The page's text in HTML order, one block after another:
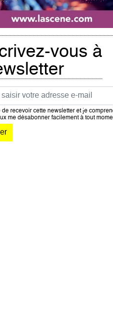
vous à
de recevoir cette newsletter et je
me désabonner facilement à tout